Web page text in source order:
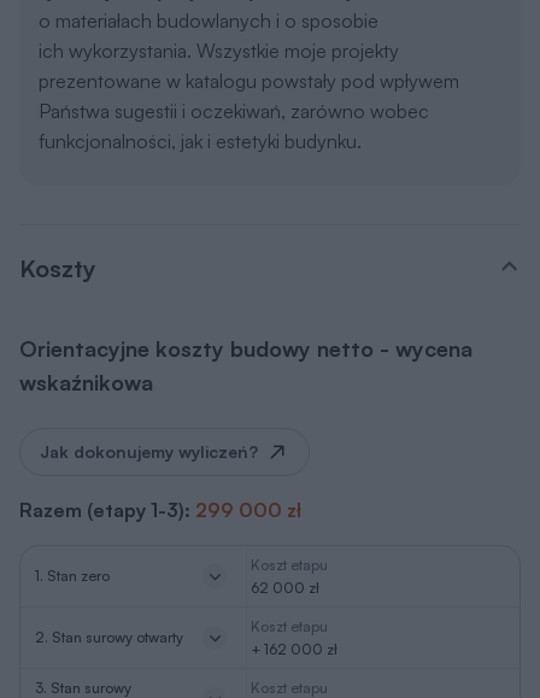
o materiałach budowlanych i o sposobie
ich wykorzystania. Wszystkie moje projekty
prezentowane w katalogu powstały pod wpływem
Państwa sugestii i oczekiwań, zarówno wobec
funkcjonalności, jak i estetyki budynku.
Koszty
Orientacyjne koszty budowy netto - wycena
wskaźnikowa
Jak dokonujemy wyliczeń?
Razem (etapy 1-3): 299 000 zł
1. Stan zero
Koszt etapu
62 000 zł
2. Stan surowy otwarty
Koszt etapu
+ 162 000 zł
3. Stan surowy
Koszt etapu